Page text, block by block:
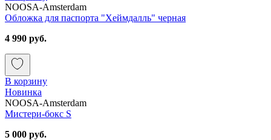
NOOSA-Amsterdam
Обложка для паспорта "Хеймдалль" черная
4 990 руб.
В корзину
Новинка
NOOSA-Amsterdam
Мистери-бокс S
5 000 руб.